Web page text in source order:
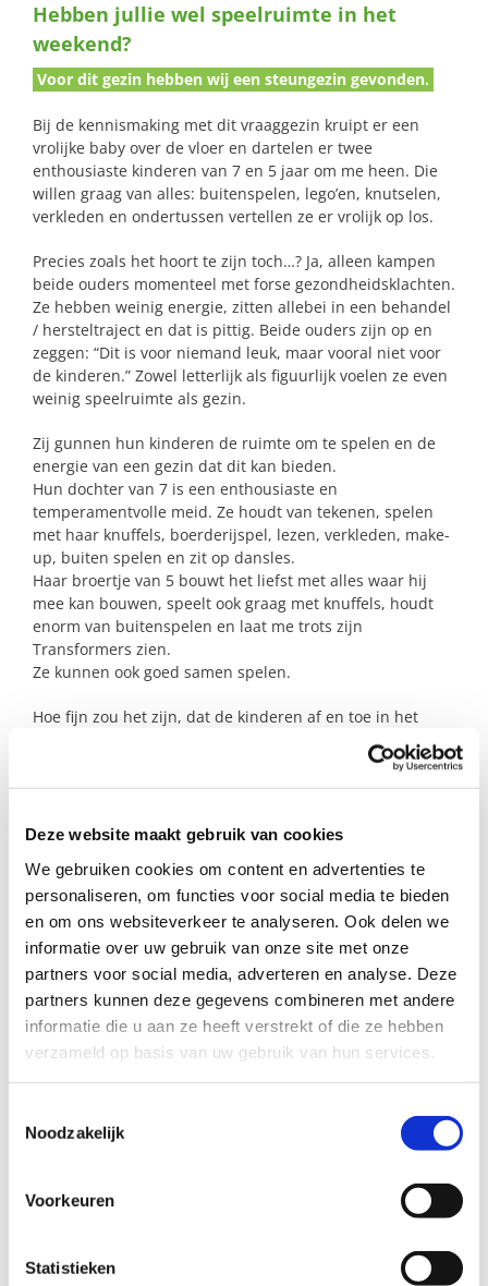
Deze website maakt gebruik van cookies
We gebruiken cookies om content en advertenties te
personaliseren, om functies voor social media te bieden
en om ons websiteverkeer te analyseren. Ook delen we
informatie over uw gebruik van onze site met onze
partners voor social media, adverteren en analyse. Deze
partners kunnen deze gegevens combineren met andere
informatie die u aan ze heeft verstrekt of die ze hebben
verzameld op basis van uw gebruik van hun services.
Noodzakelijk
Voorkeuren
Statistieken
naar:
Hebben jullie wel speelruimte in het
weekend?
Voor dit gezin hebben wij een steungezin gevonden.
Bij de kennismaking met dit vraaggezin kruipt er een
vrolijke baby over de vloer en dartelen er twee
enthousiaste kinderen van 7 en 5 jaar om me heen. Die
willen graag van alles: buitenspelen, lego’en, knutselen,
verkleden en ondertussen vertellen ze er vrolijk op los.
Precies zoals het hoort te zijn toch…? Ja, alleen kampen
beide ouders momenteel met forse gezondheidsklachten.
Ze hebben weinig energie, zitten allebei in een behandel
/ hersteltraject en dat is pittig. Beide ouders zijn op en
zeggen: “Dit is voor niemand leuk, maar vooral niet voor
de kinderen.” Zowel letterlijk als figuurlijk voelen ze even
weinig speelruimte als gezin.
Zij gunnen hun kinderen de ruimte om te spelen en de
energie van een gezin dat dit kan bieden.
Hun dochter van 7 is een enthousiaste en
temperamentvolle meid. Ze houdt van tekenen, spelen
met haar knuffels, boerderijspel, lezen, verkleden, make-
up, buiten spelen en zit op dansles.
Haar broertje van 5 bouwt het liefst met alles waar hij
mee kan bouwen, speelt ook graag met knuffels, houdt
enorm van buitenspelen en laat me trots zijn
Transformers zien.
Ze kunnen ook goed samen spelen.
Hoe fijn zou het zijn, dat de kinderen af en toe in het
weekend even alle ruimte en energie voelen om te spelen
of om erop uit te gaan. En terwijl zij heerlijk spelen,
kunnen hun ouders even op adem komen en volop
je eerst meer weten? Neem dan gerust contact met mij
op.
Profiel steungezin
omgeving:
(5) samen welkom zijn;
Het liefst om de week een dag(deel) in het
De samenstelling van jullie gezin maakt
niet zoveel uit, ze spelen zowel graag met